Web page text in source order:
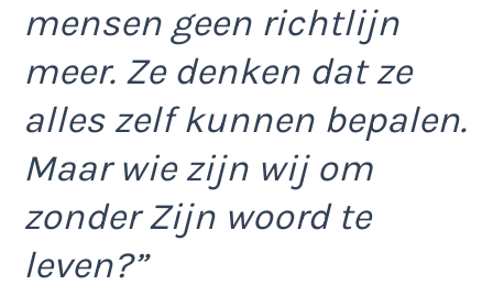
mensen geen richtlijn
meer. Ze denken dat ze
alles zelf kunnen bepalen.
Maar wie zijn wij om
zonder Zijn woord te
leven?”